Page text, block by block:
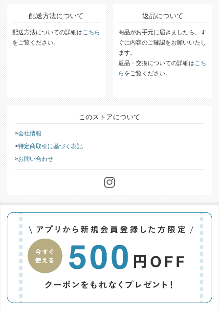
配送方法について
配送方法についての詳細はこちら
をご覧ください。
返品について
商品がお手元に届きましたら、す
ぐに内容のご確認をお願いいたし
ます。
返品・交換についての詳細はこち
ら をご覧ください。
このストアについて
会社情報
特定商取引に基づく表記
お問い合わせ